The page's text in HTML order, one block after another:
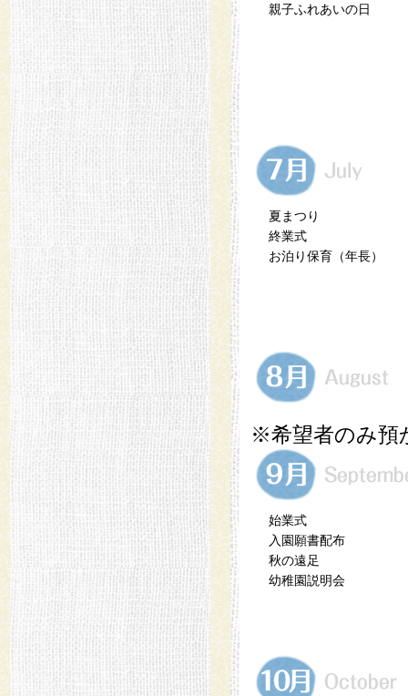
親子ふれあいの日
夏まつり
終業式
お泊り保育（年長）
※希望者のみ預
始業式
入園願書配布
秋の遠足
幼稚園説明会